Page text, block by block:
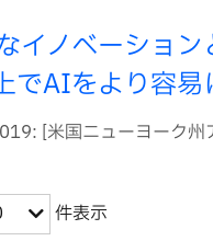
イノベーショ
でAIをより容易
[米国ニューヨーク
件表示